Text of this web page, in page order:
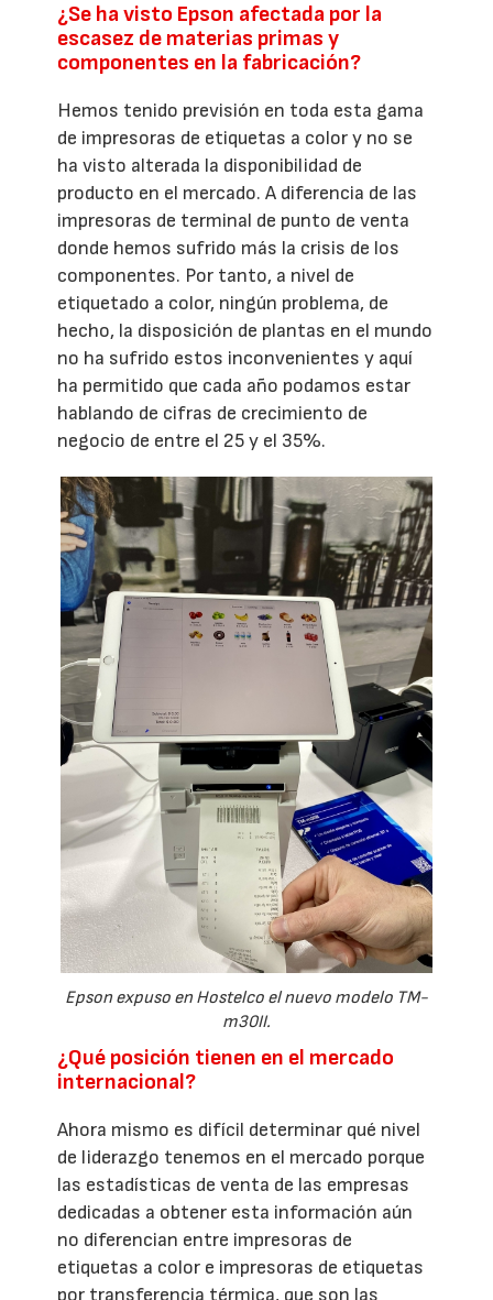
¿Se ha visto Epson afectada por la
escasez de materias primas y
componentes en la fabricación?
Hemos tenido previsión en toda esta gama
de impresoras de etiquetas a color y no se
ha visto alterada la disponibilidad de
producto en el mercado. A diferencia de las
impresoras de terminal de punto de venta
donde hemos sufrido más la crisis de los
componentes. Por tanto, a nivel de
etiquetado a color, ningún problema, de
hecho, la disposición de plantas en el mundo
no ha sufrido estos inconvenientes y aquí
ha permitido que cada año podamos estar
hablando de cifras de crecimiento de
negocio de entre el 25 y el 35%.
Epson expuso en Hostelco el nuevo modelo TM-
m30II.
¿Qué posición tienen en el mercado
internacional?
Ahora mismo es difícil determinar qué nivel
de liderazgo tenemos en el mercado porque
las estadísticas de venta de las empresas
dedicadas a obtener esta información aún
no diferencian entre impresoras de
etiquetas a color e impresoras de etiquetas
por transferencia térmica, que son las